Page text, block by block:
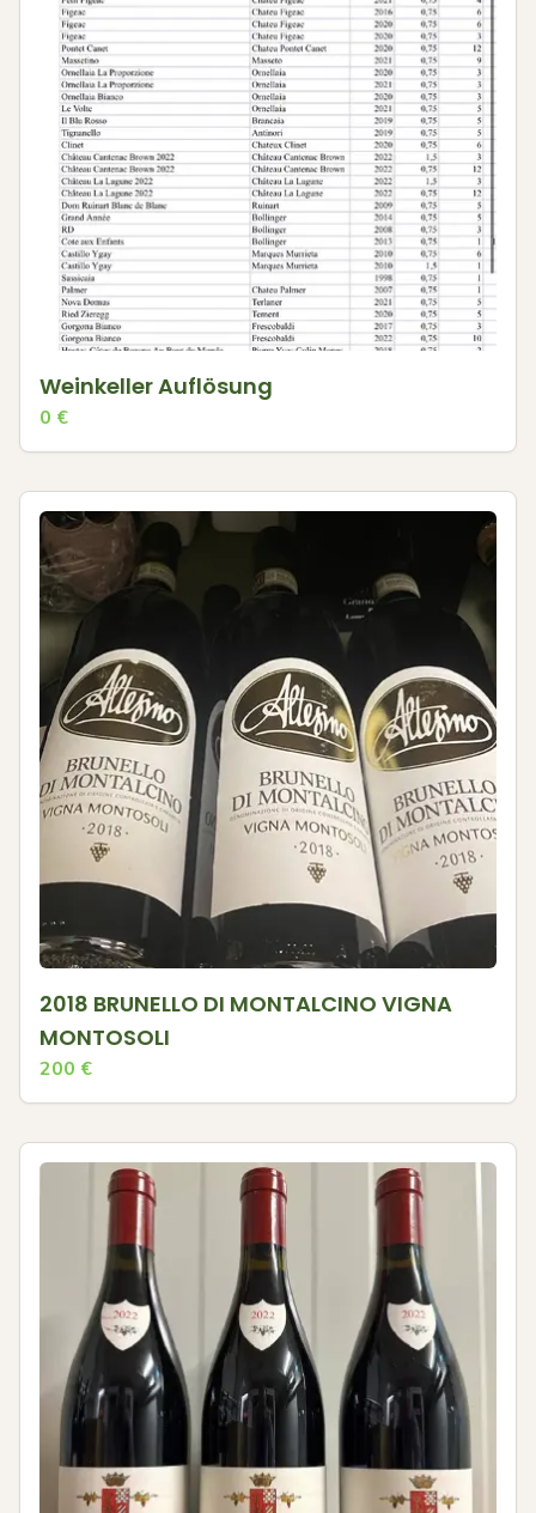
Weinkeller Auflösung
0 €
2018 BRUNELLO DI MONTALCINO VIGNA
MONTOSOLI
200 €